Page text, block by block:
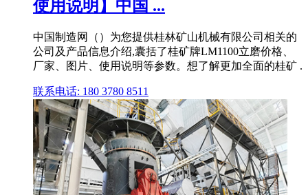
使用说明】中国 ...
中国制造网（）为您提供桂林矿山机械有限公司相关的
公司及产品信息介绍,囊括了桂矿牌LM1100立磨价格、
厂家、图片、使用说明等参数。想了解更加全面的桂矿 .
联系电话: 180 3780 8511